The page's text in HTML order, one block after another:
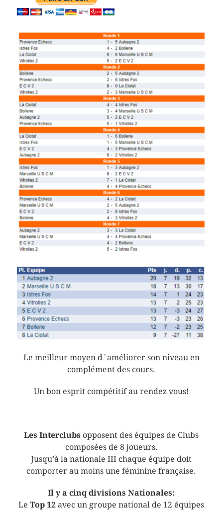
Le meilleur moyen d´améliorer son niveauen
complément des cours.
Un bon esprit compétitif au rendez vous!
Les Interclubs opposent des équipes de Clubs
composées de 8 joueurs.
Jusqu’à la nationale III chaque équipe doit
comporter au moins une féminine française.
Il y a cinq divisions Nationales:
LeTop 12 avec un groupe national de 12 équipes